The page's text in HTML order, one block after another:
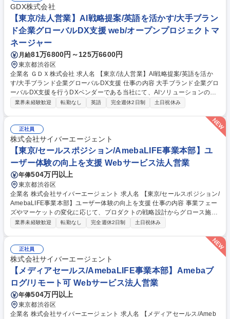
ータを活用した広告商材提案等）の企画実施 ■ホームタウン内のd払い加
盟店を活用した、スポーツ×地域活性化委施策の検討 募集職種 ●KSS004
【大阪/新規開拓営業】ドコモのアセットを活用した課題解決営業
GDX株式会社
【東京/法人営業】AI戦略提案/英語を活かす/大手ブラン
ド企業グローバルDX支援 web/オープンプロジェクトマ
ネージャー
月給81万6800円～125万6600円
東京都渋谷区
企業名 ＧＤＸ株式会社 求人名 【東京/法人営業】AI戦略提案/英語を活か
す/大手ブランド企業グローバルDX支援 仕事の内容 大手ブランド企業グロ
ーバルDX支援を行うDXベンダーである当社にて、AIソリューションの営
業をお任せします。 【業務詳細】■AIシステムソリューションの提案と販
ズ分析と製品フィードバックの提供■営業チームマネジメント■顧客に対す
る戦略的アドバイスとAIソリューション導入■プロジェクトマネジメント
と各種プロジェクトのリード■技術トレンド分析と新技術の採用提案■ビジ
ネスプロセスとAI技術の統合■ソリューション開発における技術チームと
の連携 募集職種 【東京/法人営業】AI戦略提案/英語を活かす/大手ブランド
企業グローバルDX支援
業界未経験歓迎 転勤なし 英語 完全週休2日制 土日祝休み
正社員
株式会社サイバーエージェント
【東京/セールスポジション/AmebaLIFE事業本部】ユ
ーザー体験の向上を支援 Webサービス法人営業
年俸504万円以上
東京都渋谷区
企業名 株式会社サイバーエージェント 求人名 【東京/セールスポジション/
AmebaLIFE事業本部】ユーザー体験の向上を支援 仕事の内容 事業フェー
ズやマーケットの変化に応じて、プロダクトの戦略設計からグロース施策
の実行、機能開発やコンテンツ企画、数値分析による改善までを一気通貫
を担うポジションです。 【具体的には】■クライアント課題に応じた広
告・ソリューション提案営業■新規開拓～既存顧客の深耕営業■案件進行・
社内外関係者との調整・実行ディレクション■広告商品企画・開発■営業チ
ームマネジメント 等 募集職種 【東京/セールスポジション/AmebaLIFE事
業界未経験歓迎 転勤なし 完全週休2日制 土日祝休み
正社員
株式会社サイバーエージェント
【メディアセールス/AmebaLIFE事業本部】Amebaブ
ログ/リモート可 Webサービス法人営業
年俸504万円以上
東京都渋谷区
企業名 株式会社サイバーエージェント 求人名 【メディアセールス/Ameb